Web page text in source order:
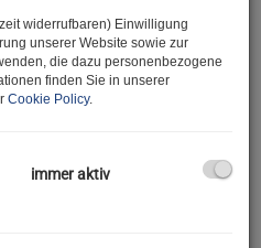
widerrufbaren) Einwilligung
unserer Website sowie zur
die dazu personenbezogene
finden Sie in unserer
Cookie Policy.
immer aktiv